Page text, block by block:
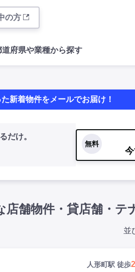
の方
道府県や業種から探す
新着物件をメールでお届け！
だけ。
無料
舗物件・貸店舗・テ
並
人形町駅 徒歩2